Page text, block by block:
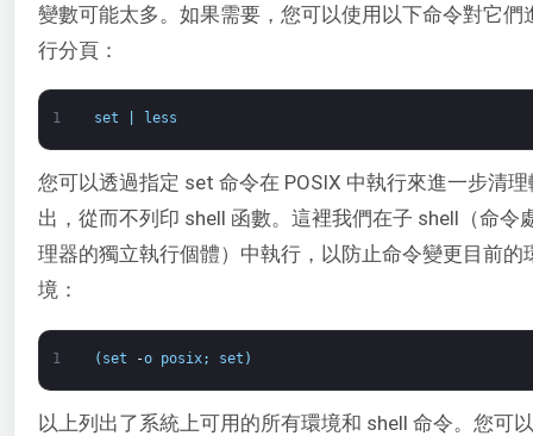
變數可能太多。如果需要，您可以使用以下命令對它們
行分頁：
1 set less
您可以透過指定 set 命令在 POSIX 中執行來進一步清理
出，從而不列印 shell 函數。這裡我們在子 shell（命令
理器的獨立執行個體）中執行，以防止命令變更目前的
境：
1 ( set -o posix; set )
以上列出了系統上可用的所有環境和 shell 命令。您可